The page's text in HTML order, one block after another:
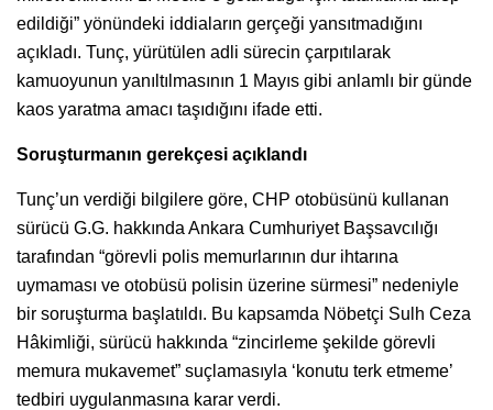
edildiği” yönündeki iddiaların gerçeği yansıtmadığını
açıkladı. Tunç, yürütülen adli sürecin çarpıtılarak
kamuoyunun yanıltılmasının 1 Mayıs gibi anlamlı bir günde
kaos yaratma amacı taşıdığını ifade etti.
Soruşturmanın gerekçesi açıklandı
Tunç’un verdiği bilgilere göre, CHP otobüsünü kullanan
sürücü G.G. hakkında Ankara Cumhuriyet Başsavcılığı
tarafından “görevli polis memurlarının dur ihtarına
uymaması ve otobüsü polisin üzerine sürmesi” nedeniyle
bir soruşturma başlatıldı. Bu kapsamda Nöbetçi Sulh Ceza
Hâkimliği, sürücü hakkında “zincirleme şekilde görevli
memura mukavemet” suçlamasıyla ‘konutu terk etmeme’
tedbiri uygulanmasına karar verdi.